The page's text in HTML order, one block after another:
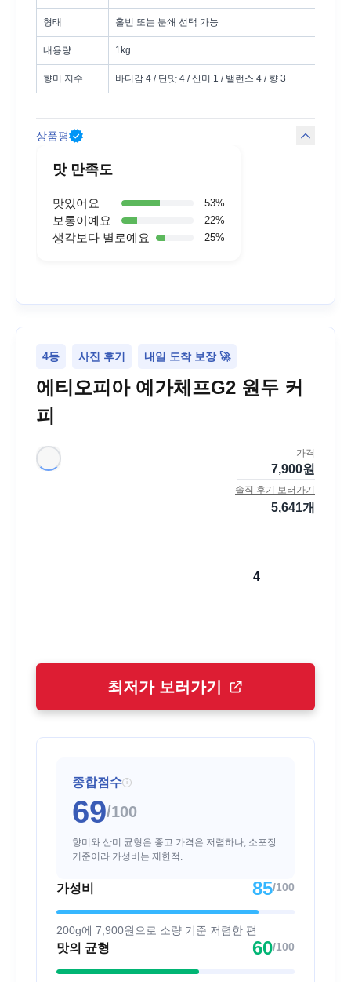
형태 홀빈 또는 분쇄 선택 가능
내용량 1kg
향미 지수 바디감 4 / 단맛 4 / 산미 1 / 밸런스 4 / 향 3
상품평
맛 만족도
맛있어요 53%
보통이예요 22%
생각보다 별로예요 25%
4등 사진 후기 내일 도착 보장 🚀
에티오피아 예가체프G2 원두 커
피
가격
7,900원
솔직 후기 보러가기
5,641개
4
최저가 보러가기
종합점수 i
69/100
향미와 산미 균형은 좋고 가격은 저렴하나, 소포장
기준이라 가성비는 제한적.
가성비 85/100
200g에 7,900원으로 소량 기준 저렴한 편
맛의 균형 60/100